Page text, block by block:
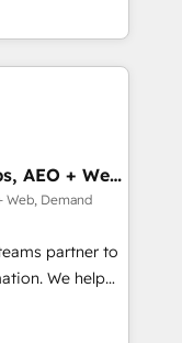
Reviews
(AI &
(Paid Media),
brands. 🔄
Media. -
custom agents
AEO + Web,
Web, Demand
partner to
We help
HubSpot’s